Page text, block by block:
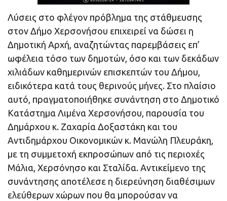
Λύσεις στο φλέγον πρόβλημα της στάθμευσης
στον Δήμο Χερσονήσου επιχειρεί να δώσει η
Δημοτική Αρχή, αναζητώντας παρεμβάσεις επ’
ωφέλεια τόσο των δημοτών, όσο και των δεκάδων
χιλιάδων καθημερινών επισκεπτών του Δήμου,
ειδικότερα κατά τους θερινούς μήνες. Στο πλαίσιο
αυτό, πραγματοποιήθηκε συνάντηση στο Δημοτικό
Κατάστημα Λιμένα Χερσονήσου, παρουσία του
Δημάρχου κ. Ζαχαρία Δοξαστάκη και του
Αντιδημάρχου Οικονομικών κ. Μανώλη Πλευράκη,
με τη συμμετοχή εκπροσώπων από τις περιοχές
Μάλια, Χερσόνησο και Σταλίδα. Αντικείμενο της
συνάντησης αποτέλεσε η διερεύνηση διαθέσιμων
ελεύθερων χώρων που θα μπορούσαν να